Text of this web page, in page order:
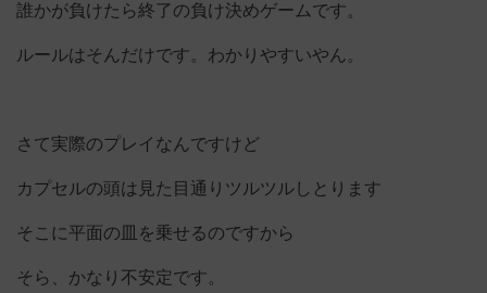
誰かが負けたら終了の負け決めゲームです。
ルールはそんだけです。わかりやすいやん。
さて実際のプレイなんですけど
カプセルの頭は見た目通りツルツルしとります
そこに平面の皿を乗せるのですから
そら、かなり不安定です。